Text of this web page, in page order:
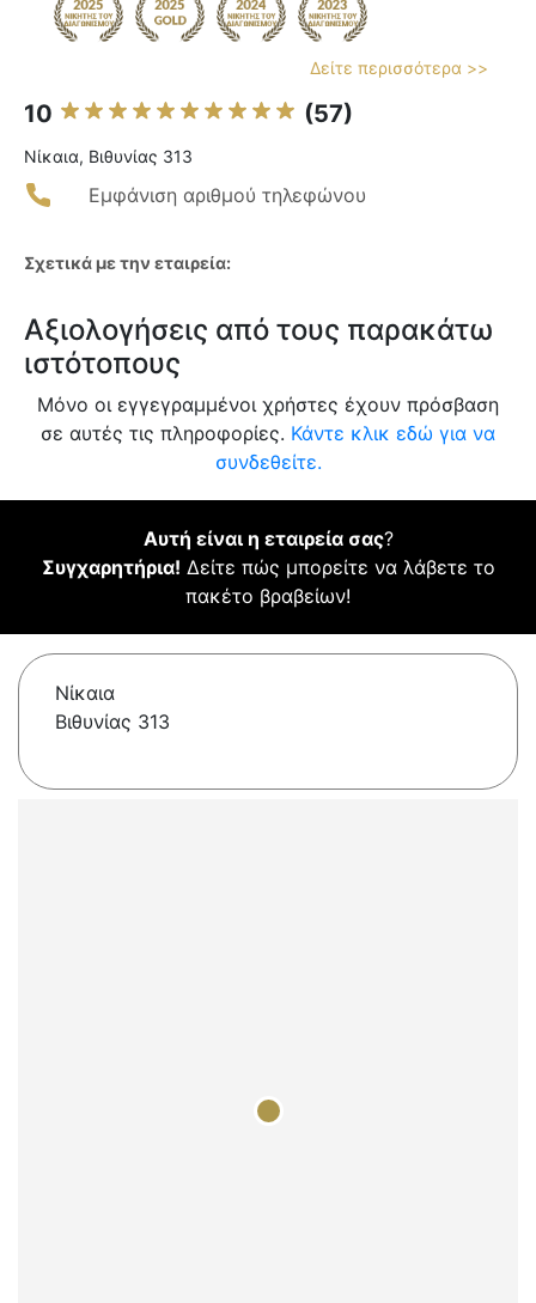
Δείτε περισσότερα >>
10 (57)
Νίκαια, Βιθυνίας 313
Εμφάνιση αριθμού τηλεφώνου
Σχετικά με την εταιρεία:
Αξιολογήσεις από τους παρακάτω
ιστότοπους
Μόνο οι εγγεγραμμένοι χρήστες έχουν πρόσβαση
σε αυτές τις πληροφορίες. Κάντε κλικ εδώ για να
συνδεθείτε.
Αυτή είναι η εταιρεία σας?
Συγχαρητήρια! Δείτε πώς μπορείτε να λάβετε το
πακέτο βραβείων!
Νίκαια
Βιθυνίας 313